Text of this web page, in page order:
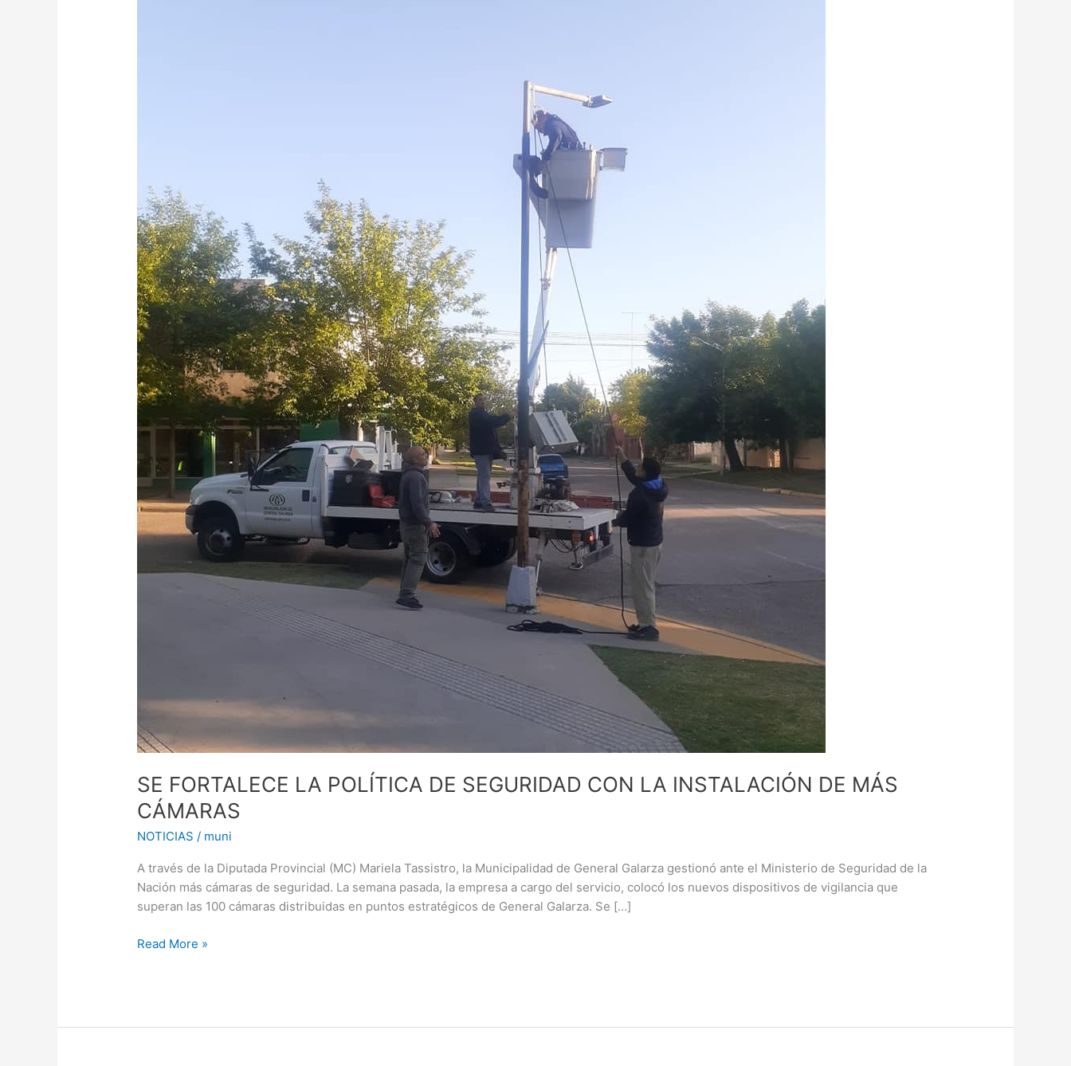
SE FORTALECE LA POLÍTICA DE SEGURIDAD CON LA INSTALACIÓN DE MÁS
CÁMARAS
NOTICIAS / muni
A través de la Diputada Provincial (MC) Mariela Tassistro, la Municipalidad de General Galarza gestionó ante el Ministerio de Seguridad de la
Nación más cámaras de seguridad. La semana pasada, la empresa a cargo del servicio, colocó los nuevos dispositivos de vigilancia que
superan las 100 cámaras distribuidas en puntos estratégicos de General Galarza. Se […]
MÁS
CÁMARAS
Read More »